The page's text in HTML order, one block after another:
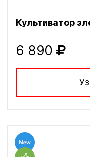
Культиватор
6 890